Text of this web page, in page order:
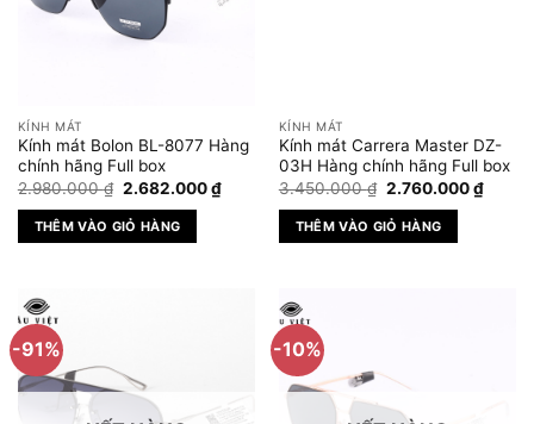
KÍNH MÁT
Kính mát Bolon BL-8077 Hàng
chính hãng Full box
2.980.000₫ Giá
là:
2.980.000 ₫.
2.682.000₫Giá
hiện
2.682.000 ₫.
THÊM VÀO GIỎ HÀNG
KÍNH MÁT
Kính mát Carrera Master DZ-
03H Hàng chính hãng Full box
3.450.000₫ Giá
là:
3.450.000 ₫.
2.760.000₫Giá
hiện
THÊM VÀO GIỎ HÀNG
-91% -10%